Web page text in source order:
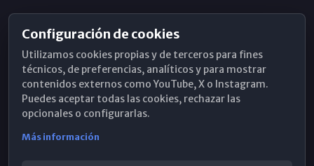
Horarios de Misa
Hemeroteca
WhatsApp
Configuración de cookies
Utilizamos cookies propias y de terceros para fines
técnicos, de preferencias, analíticos y para mostrar
contenidos externos como YouTube, X o Instagram.
Puedes aceptar todas las cookies, rechazar las
opcionales o configurarlas.
Más información